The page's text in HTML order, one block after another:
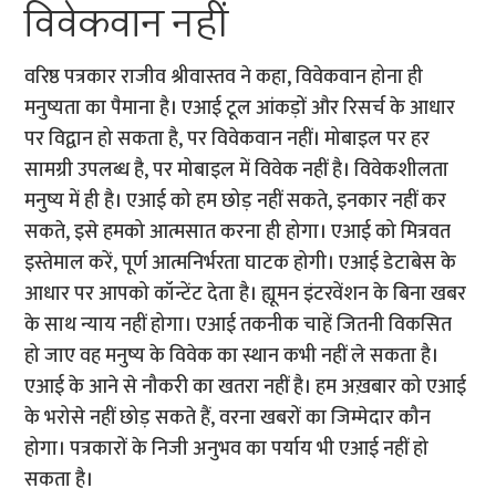
विवेकवान नहीं
वरिष्ठ पत्रकार राजीव श्रीवास्तव ने कहा, विवेकवान होना ही
मनुष्यता का पैमाना है। एआई टूल आंकड़ों और रिसर्च के आधार
पर विद्वान हो सकता है, पर विवेकवान नहीं। मोबाइल पर हर
सामग्री उपलब्ध है, पर मोबाइल में विवेक नहीं है। विवेकशीलता
मनुष्य में ही है। एआई को हम छोड़ नहीं सकते, इनकार नहीं कर
सकते, इसे हमको आत्मसात करना ही होगा। एआई को मित्रवत
इस्तेमाल करें, पूर्ण आत्मनिर्भरता घाटक होगी। एआई डेटाबेस के
आधार पर आपको कॉन्टेंट देता है। ह्यूमन इंटरवेंशन के बिना खबर
के साथ न्याय नहीं होगा। एआई तकनीक चाहें जितनी विकसित
हो जाए वह मनुष्य के विवेक का स्थान कभी नहीं ले सकता है।
एआई के आने से नौकरी का खतरा नहीं है। हम अख़बार को एआई
के भरोसे नहीं छोड़ सकते हैं, वरना खबरों का जिम्मेदार कौन
होगा। पत्रकारों के निजी अनुभव का पर्याय भी एआई नहीं हो
सकता है।